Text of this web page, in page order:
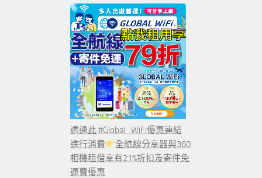
透過此 #Global_WiFi優惠連結
進行消費
全航線分享器與360
相機租借享有21%折扣及寄件免
運費優惠